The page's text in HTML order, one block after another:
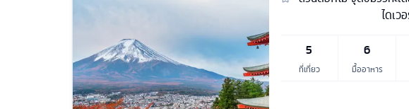
ไดเว
5
ที่เที่ยว
6
มื้ออาหาร